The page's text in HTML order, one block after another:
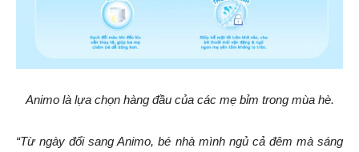
Animo là lựa chọn hàng đầu của các mẹ bỉm trong mùa hè.
“Từ ngày đổi sang Animo, bé nhà mình ngủ cả đêm mà sáng